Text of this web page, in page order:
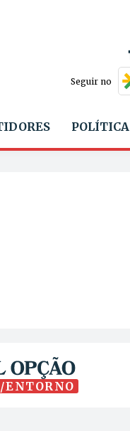
Seguir no
POLÍTICA